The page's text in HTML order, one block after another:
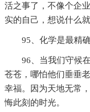
活之事了，不像个企
实的自己，想说什么
95、化学是最精
96、当我们守候
苍苍，哪怕他们垂垂
幸福。因为天地无常
悔此刻的时光。